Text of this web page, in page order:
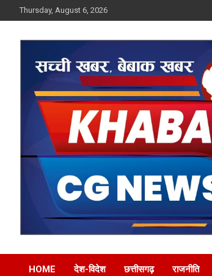
to
Thursday, August 6, 2026
Khabar CG News
HOME देश-विदेश छत्तीसगढ़ राजनीति